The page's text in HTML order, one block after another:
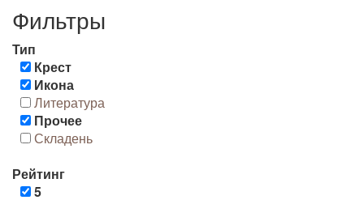
Фильтры
Тип
Крест
Икона
Литература
Прочее
Складень
Рейтинг
5